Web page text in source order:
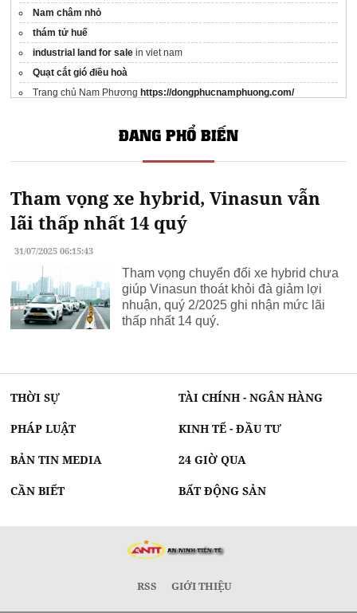
Nam châm nhỏ
thám tử huế
industrial land for sale in viet nam
Quạt cắt gió điều hoà
Trang chủ Nam Phương https://dongphucnamphuong.com/
Vít tải
xưởng sản xuất gấu bông
ĐANG PHỔ BIẾN
Tham vọng xe hybrid, Vinasun vẫn
lãi thấp nhất 14 quý
31/07/2025 06:15:43
Tham vọng chuyển đổi xe hybrid chưa
giúp Vinasun thoát khỏi đà giảm lợi
nhuận, quý 2/2025 ghi nhận mức lãi
thấp nhất 14 quý.
THỜI SỰ TÀI CHÍNH - NGÂN HÀNG
PHÁP LUẬT KINH TẾ - ĐẦU TƯ
BẢN TIN MEDIA 24 GIỜ QUA
CẦN BIẾT BẤT ĐỘNG SẢN
RSS GIỚI THIỆU